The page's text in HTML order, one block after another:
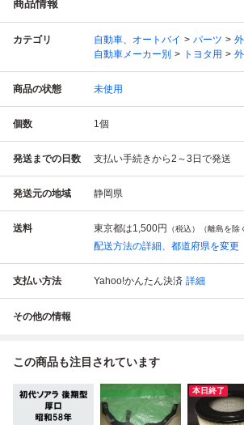
商品情報
カテゴリ 自動車、オートバイ パーツ
自動車メーカー別
トヨタ用
商品の状態 未使用
個数 1個
発送までの日数 支払い手続きから2～3日で発送
発送元の地域 静岡県
送料 東京都は1,500円 （税込）（離島を除
配送方法の詳細、都道府県を変更
支払い方法 Yahoo!かんたん決済 詳細
その他の情報
この商品も注目されています
本日終了